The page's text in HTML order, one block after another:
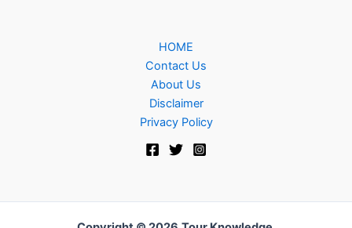
HOME
Contact Us
About Us
Disclaimer
Privacy Policy